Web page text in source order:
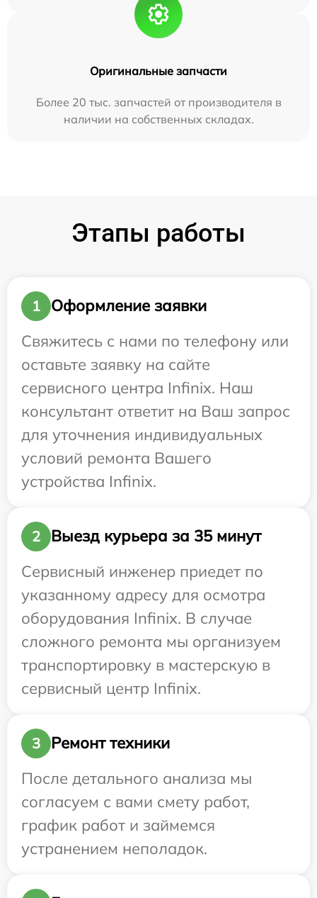
Оригинальные запчасти
Более 20 тыс. запчастей от производителя в
наличии на собственных складах.
Этапы работы
1
Оформление заявки
Свяжитесь с нами по телефону или
оставьте заявку на сайте
сервисного центра Infinix. Наш
консультант ответит на Ваш запрос
для уточнения индивидуальных
условий ремонта Вашего
устройства Infinix.
2
Выезд курьера за 35 минут
Сервисный инженер приедет по
указанному адресу для осмотра
оборудования Infinix. В случае
сложного ремонта мы организуем
транспортировку в мастерскую в
сервисный центр Infinix.
3
Ремонт техники
После детального анализа мы
согласуем с вами смету работ,
график работ и займемся
устранением неполадок.